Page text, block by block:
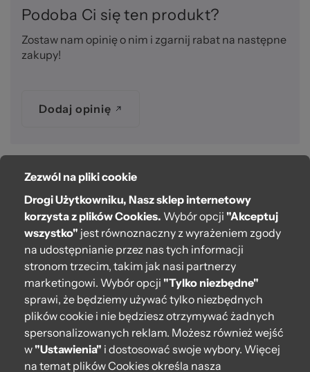
Podoba Ci się ten produkt?
Zostaw nam opinię o nim i zgarnij rabat na następne
zakupy!
Dodaj opinię
O bag
Pomoc
Moje O bag
Kontakt
222 571 414
bok@obagstore.pl
WhatsApp O bag Polska
Pon.-pt. w godz 08:00 - 16:00
Zezwól na pliki cookie
Drogi Użytkowniku, Nasz sklep internetowy
korzysta z plików Cookies. Wybór opcji "Akceptuj
wszystko" jest równoznaczny z wyrażeniem zgody
na udostępnianie przez nas tych informacji
stronom trzecim, takim jak nasi partnerzy
marketingowi. Wybór opcji "Tylko niezbędne"
sprawi, że będziemy używać tylko niezbędnych
plików cookie i nie będziesz otrzymywać żadnych
spersonalizowanych reklam. Możesz również wejść
w"Ustawienia" i dostosować swoje wybory. Więcej
na temat plików Cookies określa nasza